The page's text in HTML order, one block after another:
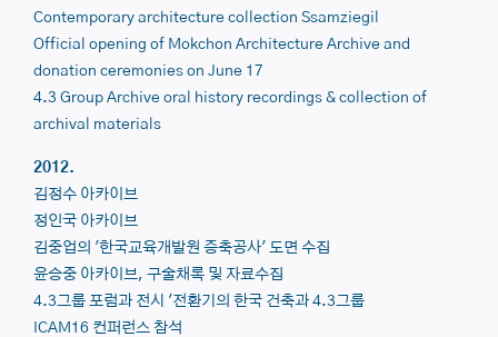
Contemporary architecture collection Ssamziegil
Official opening of Mokchon Architecture Archive and
donation ceremonies on June 17
4.3 Group Archive oral history recordings & collection of
archival materials
2012.
김정수 아카이브
정인국 아카이브
김중업의 '한국교육개발원 증축공사' 도면 수집
윤승중 아카이브, 구술채록 및 자료수집
4.3그룹 포럼과 전시 '전환기의 한국 건축과 4.3그룹
ICAM16 컨퍼런스 참석